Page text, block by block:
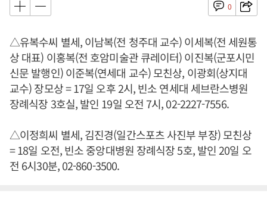
0
△유복수씨 별세, 이남복(전 청주대 교수) 이세복(전 세원통
상 대표) 이홍복(전 호암미술관 큐레이터) 이진복(군포시민
신문 발행인) 이준복(연세대 교수) 모친상, 이광회(상지대
교수) 장모상 = 17일 오후 2시, 빈소 연세대 세브란스병원
장례식장 3호실, 발인 19일 오전 7시, 02-2227-7556.
△이정희씨 별세, 김진경(일간스포츠 사진부 부장) 모친상
= 18일 오전, 빈소 중앙대병원 장례식장 5호, 발인 20일 오
전 6시30분, 02-860-3500.